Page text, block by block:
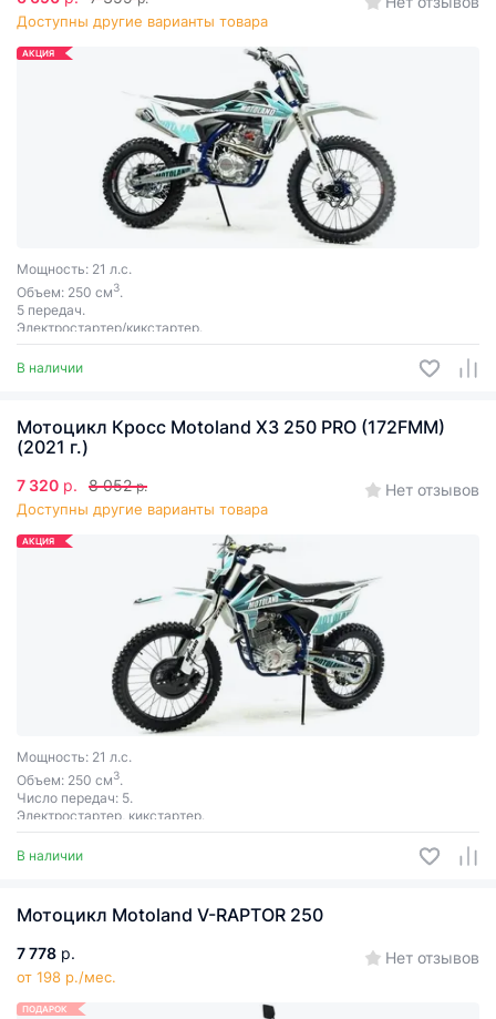
Доступны другие варианты товара
АКЦИЯ
Мощность: 21 л.с.
Объем: 250 см3.
5 передач.
Электростартер/кикстартер.
В наличии
Мотоцикл Кросс Motoland X3 250 PRO (172FMM)
(2021 г.)
7 320 р. 8 052 р.
Доступны другие варианты товара
Нет отзывов
АКЦИЯ
Мощность: 21 л.с.
Объем: 250 см3.
Число передач: 5.
Электростартер, кикстартер.
В наличии
Мотоцикл Motoland V-RAPTOR 250
7 778 р.
от 198 р./мес.
Нет отзывов
ПОДАРОК